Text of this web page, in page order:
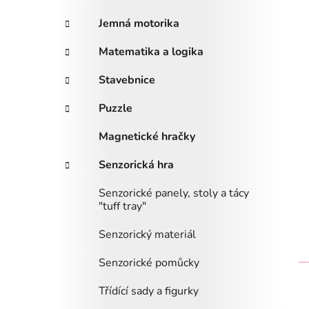
n
n
p
a
e
e
Jemná motorika
Matematika a logika
Stavebnice
Puzzle
Magnetické hračky
Senzorická hra
Senzorické panely, stoly a tácy
"tuff tray"
Senzorický materiál
Senzorické pomůcky
Třídící sady a figurky